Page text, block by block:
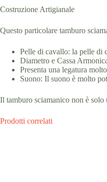
Costruzione Artigianale
Questo particolare tamburo
Pelle di cavallo: la pelle di
Diametro e Cassa
Presenta una legatura
Suono: Il suono è molto
Il tamburo sciamanico non è
Prodotti correlati